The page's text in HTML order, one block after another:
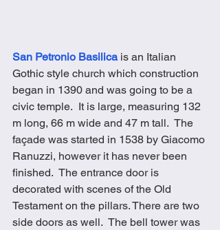
San Petronio Basilica is an Italian
Gothic style church which construction
began in 1390 and was going to be a
civic temple.  It is large, measuring 132
m long, 66 m wide and 47 m tall.  The
façade was started in 1538 by Giacomo
Ranuzzi, however it has never been
finished.  The entrance door is
decorated with scenes of the Old
Testament on the pillars. There are two
side doors as well.  The bell tower was